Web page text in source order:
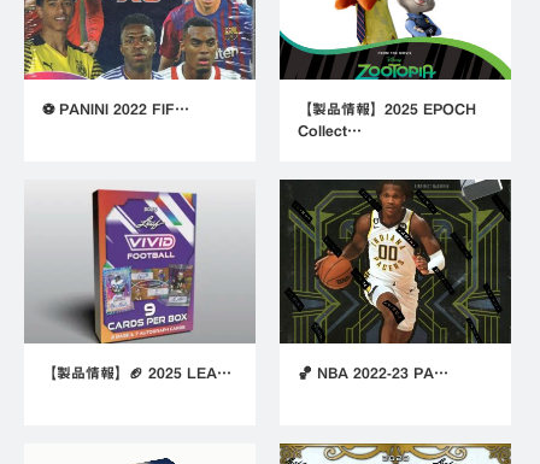
⚽ PANINI 2022 FIF…
【製品情報】2025 EPOCH
Collect…
【製品情報】🏈 2025 LEA… 🏀 NBA 2022-23 PA…